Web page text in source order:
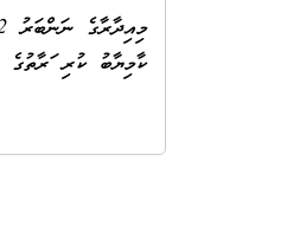
މިއިދާރާގެ ނަންބަރު IUL)290/290//2025/82)،
ކާމިޔާބު ކުރި